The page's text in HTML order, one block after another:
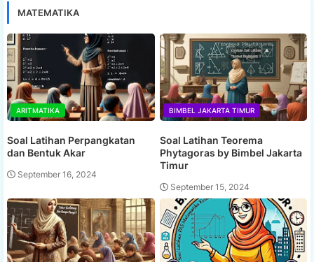
MATEMATIKA
ARITMATIKA
Soal Latihan Perpangkatan
dan Bentuk Akar
September 16, 2024
BIMBEL JAKARTA TIMUR
Soal Latihan Teorema
Phytagoras by Bimbel Jakarta
Timur
September 15, 2024